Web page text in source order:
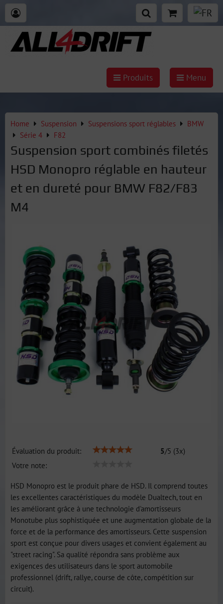
Produits Menu
Home Suspension Suspensions sport réglables
BMW
Série 4
F82
Suspension sport combinés filetés
HSD Monopro réglable en hauteur
et en dureté pour BMW F82/F83
M4
Évaluation du produit: 5/5 (3x)
Votre note:
HSD Monopro est le produit phare de HSD. Il comprend toutes
les excellentes caractéristiques du modèle Dualtech, tout en
les améliorant grâce à une technologie d'amortisseurs
Monotube plus sophistiquée et une augmentation globale de la
force et de la performance des amortisseurs. Cette suspension
sport est conçue pour divers usages et convient également au
"street racing". Sa qualité répondra sans problème aux
exigences des utilisateurs dans le sport automobile
professionnel (drift, rallye, course de côte, compétition sur
circuit).